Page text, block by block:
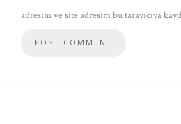
adresim ve site adresim bu tarayıcıya